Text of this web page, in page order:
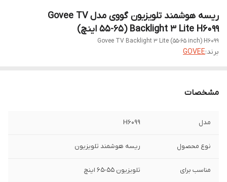
ریسه هوشمند تلویزیون گووی مدل Govee TV
Backlight 3 Lite H6099 (55-65 اینچ)
Govee TV Backlight 3 Lite (55-65 inch) H6099
برند:GOVEE
مشخصات
مدل H6099
نوع محصول ریسه هوشمند تلویزیون
مناسب برای تلویزیون 55-65 اینچ